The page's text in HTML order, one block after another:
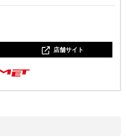
店舗サイト